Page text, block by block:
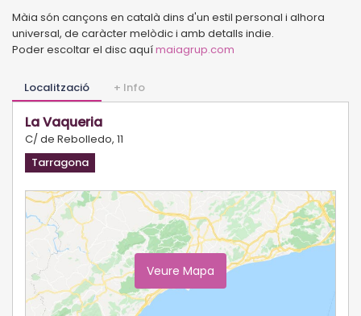
Màia són cançons en català dins d'un estil personal i alhora
universal, de caràcter melòdic i amb detalls indie.
Poder escoltar el disc aquímaiagrup.com
Localització + Info
La Vaqueria
C/ de Rebolledo, 11
Tarragona
Veure Mapa